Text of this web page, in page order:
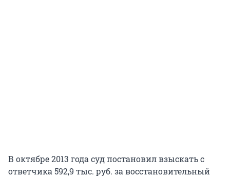
В октябре 2013 года суд постановил взыскать с
ответчика 592,9 тыс. руб. за восстановительный